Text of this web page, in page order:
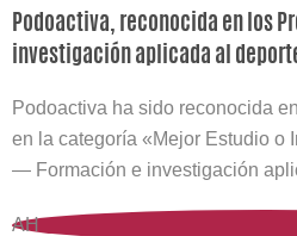
Podoactiva, reconocida en los
investigación aplicada al
Podoactiva ha sido reconocida
en la categoría «Mejor Estudio o
— Formación e investigación
AH